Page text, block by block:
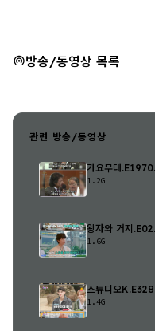
방송/동영상 목록
관련 방송/동영상
가요무대
1.2G
왕자와 거지
1.6G
스튜디오
1.4G